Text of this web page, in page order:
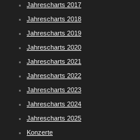
Jahrescharts 2017
Jahrescharts 2018
Jahrescharts 2019
Jahrescharts 2020
Jahrescharts 2021
Jahrescharts 2022
Jahrescharts 2023
Jahrescharts 2024
Jahrescharts 2025
Konzerte